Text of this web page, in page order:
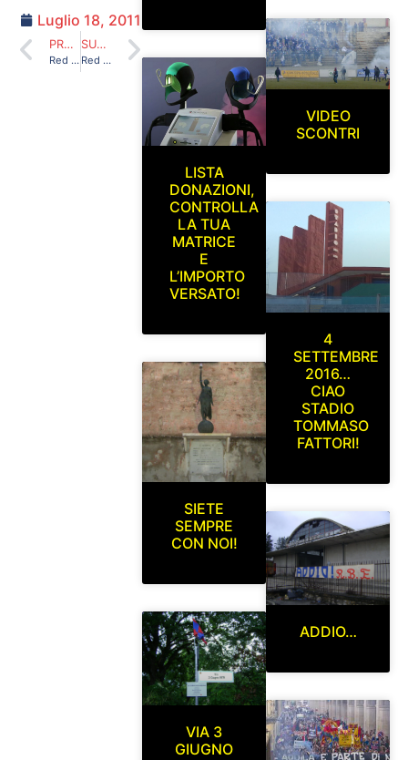
Luglio 18, 2011
PRECEDENTE
Red Blue Eagles L’Aquila 1978 a Gavorrano 01/05/2011
SUCCESSIVO
Red Blue Eagles L’Aquila 1978 in curva sud (L’Aquila-Bellaria) 10-04-2011
LISTA
DONAZIONI,
CONTROLLA
LA TUA
MATRICE
E
L’IMPORTO
VERSATO!
SIETE
SEMPRE
CON NOI!
VIA 3
GIUGNO
VIDEO
SCONTRI
4
SETTEMBRE
2016…
CIAO
STADIO
TOMMASO
FATTORI!
ADDIO…